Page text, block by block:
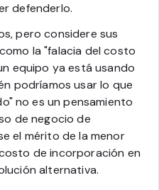
defenderlo.
pero considere sus
la "falacia del costo
equipo ya está usando
podríamos usar lo que
no es un pensamiento
de negocio de
el mérito de la menor
de incorporación en
alternativa.